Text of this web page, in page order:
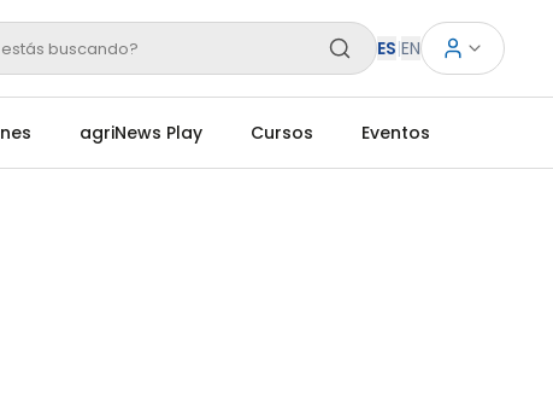
buscando? ES|EN
agriNews Play Cursos Eventos